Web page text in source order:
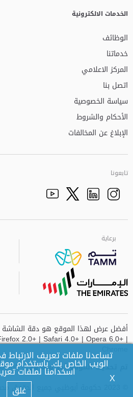
الخدمات الالكترونية
الوظائف
خدماتنا
المركز الاعلامي
اتصل بنا
سياسة الخصوصية
الأحكام والشروط
الإبلاغ عن المخالفات
تابعونا
Facebook
Instagramالذهاب الى تم
Twitter
Youtube
برعاية
برعاية
برعاية
2.0+ | Safari 4.0+ | Opera 6.0+ |
Chrome
تم تحديث الموقع آخر مرة في- 01-09-2023 وقت10:08 am
X
تساعدنا ملفات تعريف
الويب الخاص بك. باستخدام
اسخدامنا لملفات
غلق